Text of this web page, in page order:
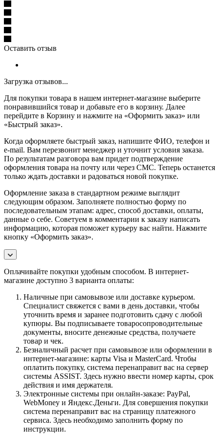
Оставить отзыв
Загрузка отзывов...
Для покупки товара в нашем интернет-магазине выберите
понравившийся товар и добавьте его в корзину. Далее
перейдите в Корзину и нажмите на «Оформить заказ» или
«Быстрый заказ».
Когда оформляете быстрый заказ, напишите ФИО, телефон и
e-mail. Вам перезвонит менеджер и уточнит условия заказа.
По результатам разговора вам придет подтверждение
оформления товара на почту или через СМС. Теперь останется
только ждать доставки и радоваться новой покупке.
Оформление заказа в стандартном режиме выглядит
следующим образом. Заполняете полностью форму по
последовательным этапам: адрес, способ доставки, оплаты,
данные о себе. Советуем в комментарии к заказу написать
информацию, которая поможет курьеру вас найти. Нажмите
кнопку «Оформить заказ».
Оплачивайте покупки удобным способом. В интернет-
магазине доступно 3 варианта оплаты:
Наличные при самовывозе или доставке курьером.
Специалист свяжется с вами в день доставки, чтобы
уточнить время и заранее подготовить сдачу с любой
купюры. Вы подписываете товаросопроводительные
документы, вносите денежные средства, получаете
товар и чек.
Безналичный расчет при самовывозе или оформлении в
интернет-магазине: карты Visa и MasterCard. Чтобы
оплатить покупку, система перенаправит вас на сервер
системы ASSIST. Здесь нужно ввести номер карты, срок
действия и имя держателя.
Электронные системы при онлайн-заказе: PayPal,
WebMoney и Яндекс.Деньги. Для совершения покупки
система перенаправит вас на страницу платежного
сервиса. Здесь необходимо заполнить форму по
инструкции.